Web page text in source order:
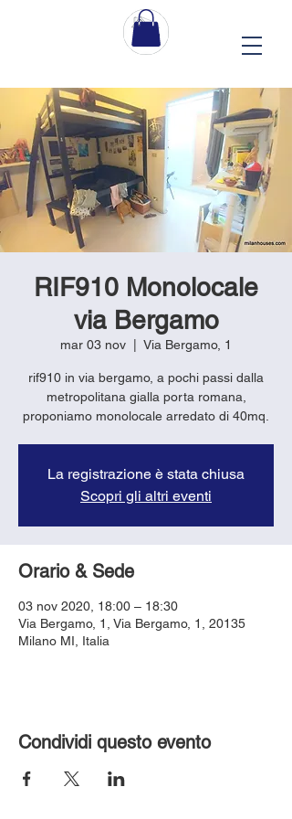
RIF910 Monolocale
via Bergamo
mar 03 nov Via Bergamo, 1
rif910 in via bergamo, a pochi passi dalla
metropolitana gialla porta romana,
proponiamo monolocale arredato di 40mq.
La registrazione è stata chiusa
Scopri gli altri eventi
Orario & Sede
03 nov 2020, 18:00 – 18:30
Via Bergamo, 1, Via Bergamo, 1, 20135
Milano MI, Italia
Condividi questo evento